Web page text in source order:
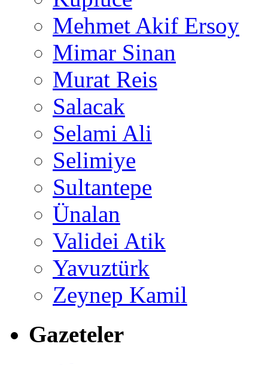
Mehmet Akif Ersoy
Mimar Sinan
Murat Reis
Salacak
Selami Ali
Selimiye
Sultantepe
Ünalan
Validei Atik
Yavuztürk
Zeynep Kamil
Gazeteler